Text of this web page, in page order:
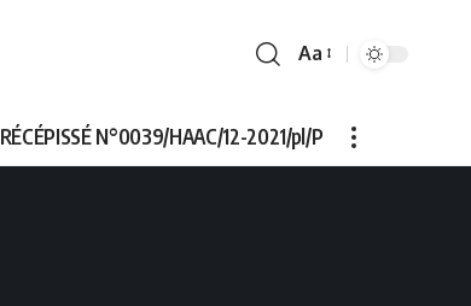
Font
Aa
RÉCÉPISSÉ N°0039/HAAC/12-2021/pl/P